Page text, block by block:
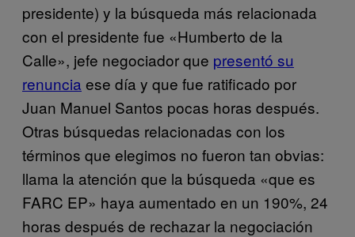
presidente) y la búsqueda más relacionada
con el presidente fue «Humberto de la
Calle», jefe negociador que presentó su
renuncia ese día y que fue ratificado por
Juan Manuel Santos pocas horas después.
Otras búsquedas relacionadas con los
términos que elegimos no fueron tan obvias:
llama la atención que la búsqueda «que es
FARC EP» haya aumentado en un 190%, 24
horas después de rechazar la negociación